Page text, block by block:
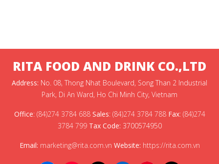
RITA FOOD AND DRINK CO.,LTD
Address: No. 08, Thong Nhat Boulevard, Song Than 2 Industrial
Park, Di An Ward, Ho Chi Minh City, Vietnam
Office: (84)274 3784 688 Sales: (84)274 3784 788 Fax: (84)274
3784 799 Tax Code: 3700574950
Email: marketing@rita.com.vn Website: https://rita.com.vn